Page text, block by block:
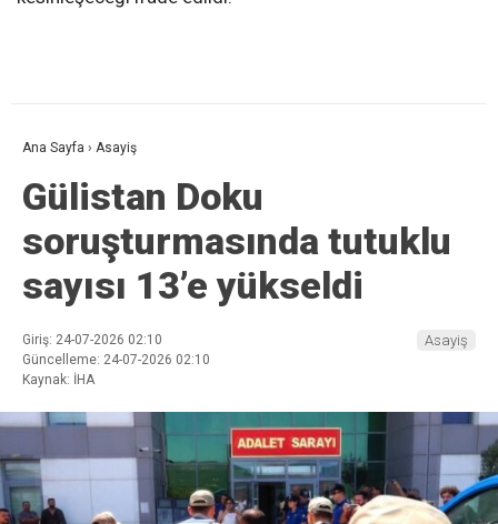
Ana Sayfa › Asayiş
Gülistan Doku
soruşturmasında tutuklu
sayısı 13’e yükseldi
Giriş: 24-07-2026 02:10
Güncelleme: 24-07-2026 02:10
Kaynak: İHA
Asayiş